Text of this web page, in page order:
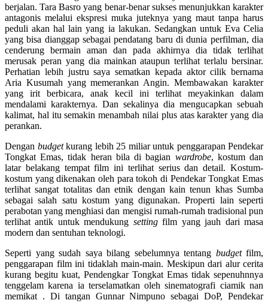
berjalan. Tara Basro yang benar-benar sukses menunjukkan karakter
antagonis melalui ekspresi muka juteknya yang maut tanpa harus
peduli akan hal lain yang ia lakukan. Sedangkan untuk Eva Celia
yang bisa dianggap sebagai pendatang baru di dunia perfilman, dia
cenderung bermain aman dan pada akhirnya dia tidak terlihat
merusak peran yang dia mainkan ataupun terlihat terlalu bersinar.
Perhatian lebih justru saya sematkan kepada aktor cilik bernama
Aria Kusumah yang memerankan Angin. Membawakan karakter
yang irit berbicara, anak kecil ini terlihat meyakinkan dalam
mendalami karakternya. Dan sekalinya dia mengucapkan sebuah
kalimat, hal itu semakin menambah nilai plus atas karakter yang dia
perankan.
Dengan budgetkurang lebih 25 miliar untuk penggarapan Pendekar
Tongkat Emas, tidak heran bila di bagian wardrobe, kostum dan
latar belakang tempat film ini terlihat serius dan detail. Kostum-
kostum yang dikenakan oleh para tokoh di Pendekar Tongkat Emas
terlihat sangat totalitas dan etnik dengan kain tenun khas Sumba
sebagai salah satu kostum yang digunakan. Properti lain seperti
perabotan yang menghiasi dan mengisi rumah-rumah tradisional pun
terlihat antik untuk mendukung settingfilm yang jauh dari masa
modern dan sentuhan teknologi.
Seperti yang sudah saya bilang sebelumnya tentang budgetfilm,
penggarapan film ini tidaklah main-main. Meskipun dari alur cerita
kurang begitu kuat, Pendengkar Tongkat Emas tidak sepenuhnnya
tenggelam karena ia terselamatkan oleh sinematografi ciamik nan
memikat . Di tangan Gunnar Nimpuno sebagai DoP, Pendekar